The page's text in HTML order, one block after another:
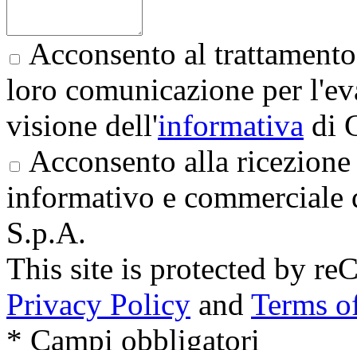
Acconsento al
loro comunicazione per
visione dell'informativa di
Acconsento alla
informativo e
S.p.A.
This site is protected by
Privacy Policy and Terms
* Campi obbligatori